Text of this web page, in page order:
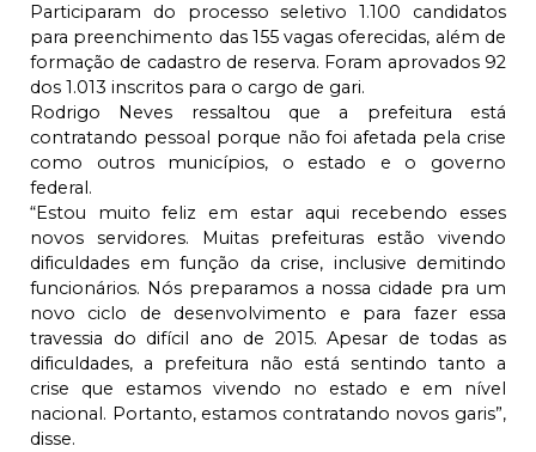
Participaram do processo seletivo 1.100 candidatos
para preenchimento das 155 vagas oferecidas, além de
formação de cadastro de reserva. Foram aprovados 92
dos 1.013 inscritos para o cargo de gari.
Rodrigo Neves ressaltou que a prefeitura está
contratando pessoal porque não foi afetada pela crise
como outros municípios, o estado e o governo
federal.
“Estou muito feliz em estar aqui recebendo esses
novos servidores. Muitas prefeituras estão vivendo
dificuldades em função da crise, inclusive demitindo
funcionários. Nós preparamos a nossa cidade pra um
novo ciclo de desenvolvimento e para fazer essa
travessia do difícil ano de 2015. Apesar de todas as
dificuldades, a prefeitura não está sentindo tanto a
crise que estamos vivendo no estado e em nível
nacional. Portanto, estamos contratando novos garis”,
disse.